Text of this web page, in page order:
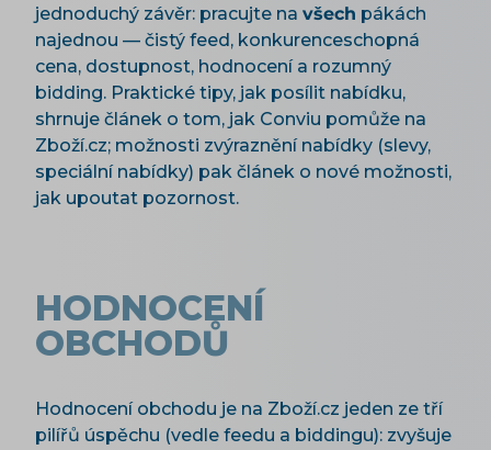
jednoduchý závěr: pracujte na všech pákách
najednou — čistý feed, konkurenceschopná
cena, dostupnost, hodnocení a rozumný
bidding. Praktické tipy, jak posílit nabídku,
shrnuje článek o tom, jak Conviu pomůže na
Zboží.cz; možnosti zvýraznění nabídky (slevy,
speciální nabídky) pak článek o nové možnosti,
jak upoutat pozornost.
HODNOCENÍ
OBCHODŮ
Hodnocení obchodu je na Zboží.cz jeden ze tří
pilířů úspěchu (vedle feedu a biddingu): zvyšuje